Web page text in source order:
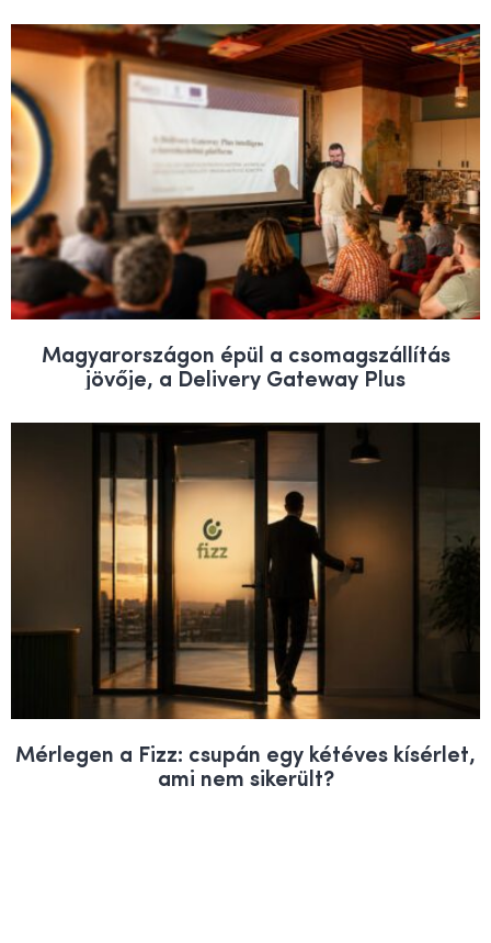
Magyarországon épül a csomagszállítás
jövője, a Delivery Gateway Plus
Mérlegen a Fizz: csupán egy kétéves kísérlet,
ami nem sikerült?